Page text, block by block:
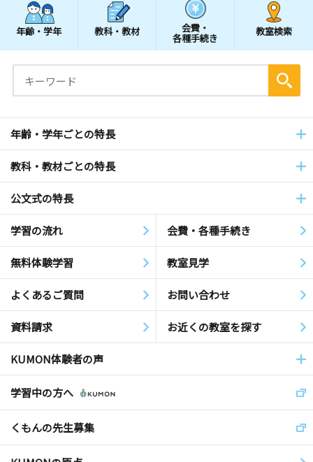
年齢・学年 教科・教材 会費・
各種手続き
教室検索
年齢・学年ごとの特長
教科・教材ごとの特長
公文式の特長
学習の流れ 会費・各種手続き
無料体験学習 教室見学
よくあるご質問 お問い合わせ
資料請求 お近くの教室を探す
KUMON体験者の声
学習中の方へ
くもんの先生募集